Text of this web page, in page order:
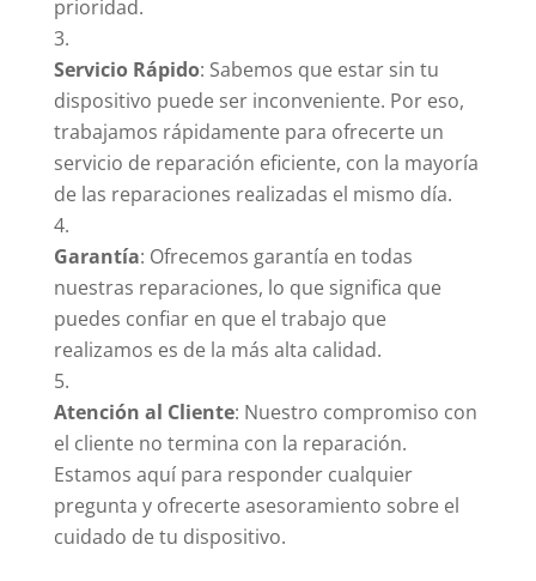
prioridad.
Servicio Rápido: Sabemos que estar sin tu
dispositivo puede ser inconveniente. Por eso,
trabajamos rápidamente para ofrecerte un
servicio de reparación eficiente, con la mayoría
de las reparaciones realizadas el mismo día.
Garantía: Ofrecemos garantía en todas
nuestras reparaciones, lo que significa que
puedes confiar en que el trabajo que
realizamos es de la más alta calidad.
Atención al Cliente: Nuestro compromiso con
el cliente no termina con la reparación.
Estamos aquí para responder cualquier
pregunta y ofrecerte asesoramiento sobre el
cuidado de tu dispositivo.